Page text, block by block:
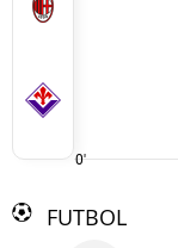
0'
FUTBOL